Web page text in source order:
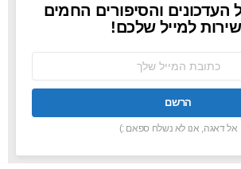
העדכונים והסיפורים החמים
למייל שלכם!
אל דאגה, אנו לא נשלח ספאם :)